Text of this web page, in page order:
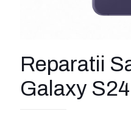
Reparatii
Galaxy S24